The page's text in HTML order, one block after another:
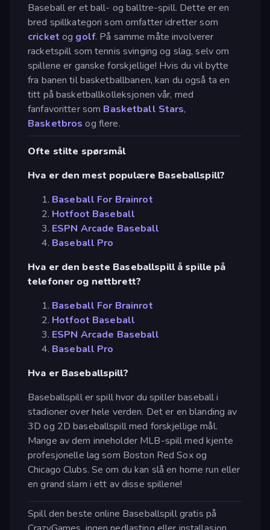
Baseball er et ball- og balltre-spill. Dette er en
bred spillkategori som omfatter idretter som
cricket og golf. På samme måte involverer
racketspill som tennis svinging og slag, selv om
spillene er ganske forskjellige! Hvis du vil bytte
fra banen til basketballbanen, kan du også ta en
titt på basketballkolleksjonen vår, med
fanfavoritter som Basketball Stars,
Basketbros og flere.
Ofte stilte spørsmål
Hva er den mest populære Baseballspill?
Baseball For Brainrot
Hotfoot Baseball
ESPN Arcade Baseball
Baseball Pro
Hva er den beste Baseballspill å spille på
telefoner og nettbrett?
Baseball For Brainrot
Hotfoot Baseball
ESPN Arcade Baseball
Baseball Pro
Hva er Baseballspill?
Baseballspill er spill hvor du spiller baseball i
stadioner over hele verden. Det er en blanding av
3D og 2D baseballspill med forskjellige mål.
Mange av dem inneholder MLB-spill med kjente
profesjonelle lag som Boston Red Sox og
Chicago Clubs. Se om du kan slå en home run eller
en grand slam i ett av disse spillene!
Spill den beste online Baseballspill gratis på